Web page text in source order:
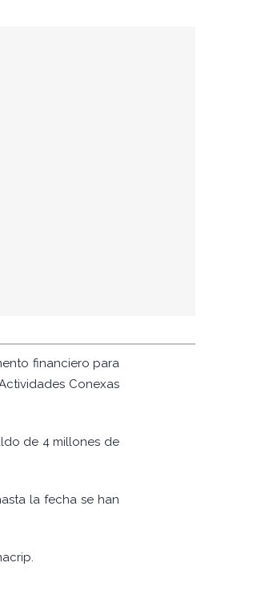
financiero para
Conexas
de 4 millones de
la fecha se han